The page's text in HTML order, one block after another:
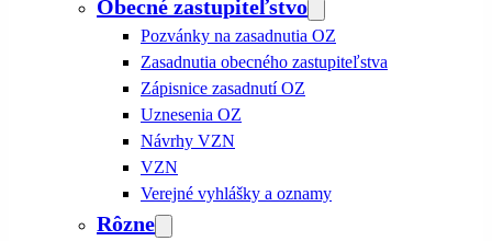
Obecné zastupiteľstvo
Pozvánky na zasadnutia OZ
Zasadnutia obecného zastupiteľstva
Zápisnice zasadnutí OZ
Uznesenia OZ
Návrhy VZN
VZN
Verejné vyhlášky a oznamy
Rôzne